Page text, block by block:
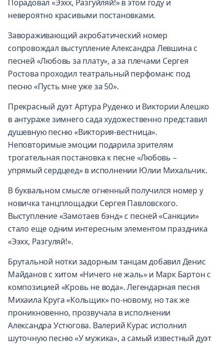
Порадовал «Ээхх, Разгуйляй!» в этом году и
невероятно красивыми постановками.
Завораживающий акробатический номер
сопровождал выступление Александра Левшина с
песней «Любовь за плату», а за плечами Сергея
Ростова проходил театральный перфоманс под
песню «Пусть мне уже за 50».
Прекрасный дуэт Артура Руденко и Виктории Алешко
в антураже зимнего сада художественно представил
душевную песню «Виктория-вестница».
Неповторимые эмоции подарила зрителям
трогательная постановка к песне «Любовь –
упрямый сердцеед» в исполнении Юлии Михальчик.
В буквальном смысле огненный получился номер у
новичка танцплощадки Сергея Павловского.
Выступление «Замотаев бэнд» с песней «Санкции»
стало еще одним интересным элементом праздника
«Ээхх, Разгуляй!».
Брутальной нотки задорным танцам добавил Денис
Майданов с хитом «Ничего не жаль» и Марк Бартон с
композицией «Кровь не вода». Легендарная песня
Михаила Круга «Кольщик» по-новому, но так же
проникновенно, прозвучала в исполнении
Александра Устюгова. Валерий Курас исполнил
шуточную песню «У мужика», а самый известный дуэт